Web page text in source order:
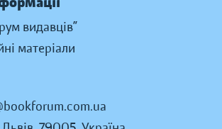
видавців”
матеріали